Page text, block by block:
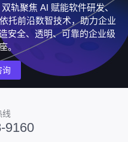
轨聚焦 AI 赋能软件研发、
托前沿数智技术，助力企业
安全、透明、可靠的企业级
。
询
线
9160